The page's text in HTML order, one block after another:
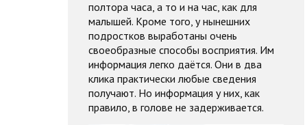
полтора часа, а то и на час, как для
малышей. Кроме того, у нынешних
подростков выработаны очень
своеобразные способы восприятия. Им
информация легко даётся. Они в два
клика практически любые сведения
получают. Но информация у них, как
правило, в голове не задерживается.